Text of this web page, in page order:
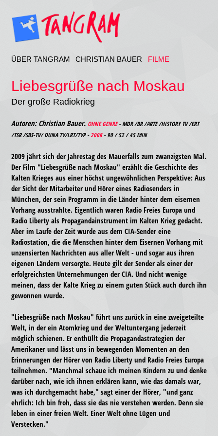
ÜBER TANGRAM CHRISTIAN BAUER FILME
Liebesgrüße nach Moskau
Der große Radiokrieg
Autoren: Christian Bauer. OHNE GENRE- MDR /BR /ARTE /HISTORY TV /ERT
/TSR /SBS-TV/ DUNA TV/LRT/TVP -2008- 90 / 52 / 45 MIN
2009 jährt sich der Jahrestag des Mauerfalls zum zwanzigsten Mal.
Der Film "Liebesgrüße nach Moskau" erzählt die Geschichte des
Kalten Krieges aus einer höchst ungewöhnlichen Perspektive: Aus
der Sicht der Mitarbeiter und Hörer eines Radiosenders in
München, der sein Programm in die Länder hinter dem eisernen
Vorhang ausstrahlte. Eigentlich waren Radio Freies Europa und
Radio Liberty als Propagandainstrument im Kalten Krieg gedacht.
Aber im Laufe der Zeit wurde aus dem CIA-Sender eine
Radiostation, die die Menschen hinter dem Eisernen Vorhang mit
unzensierten Nachrichten aus aller Welt - und sogar aus ihren
eigenen Ländern versorgte. Heute gilt der Sender als einer der
erfolgreichsten Unternehmungen der CIA. Und nicht wenige
meinen, dass der Kalte Krieg zu einem guten Stück auch durch ihn
gewonnen wurde.
"Liebesgrüße nach Moskau" führt uns zurück in eine zweigeteilte
Welt, in der ein Atomkrieg und der Weltuntergang jederzeit
möglich schienen. Er enthüllt die Propagandastrategien der
Amerikaner und lässt uns in bewegenden Momenten an den
Erinnerungen der Hörer von Radio Liberty und Radio Freies Europa
teilnehmen. "Manchmal schaue ich meinen Kindern zu und denke
darüber nach, wie ich ihnen erklären kann, wie das damals war,
was ich durchgemacht habe," sagt einer der Hörer, "und ganz
ehrlich: Ich bin froh, dass sie das nie verstehen werden. Denn sie
leben in einer freien Welt. Einer Welt ohne Lügen und
Verstecken."